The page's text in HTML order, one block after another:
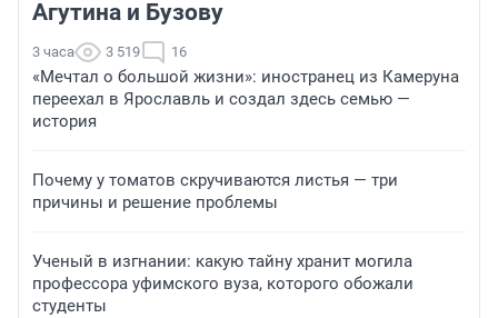
Агутина и Бузову
3 часа 3 519 16
«Мечтал о большой жизни»: иностранец из Камеруна
переехал в Ярославль и создал здесь семью —
история
Почему у томатов скручиваются листья — три
причины и решение проблемы
Ученый в изгнании: какую тайну хранит могила
профессора уфимского вуза, которого обожали
студенты